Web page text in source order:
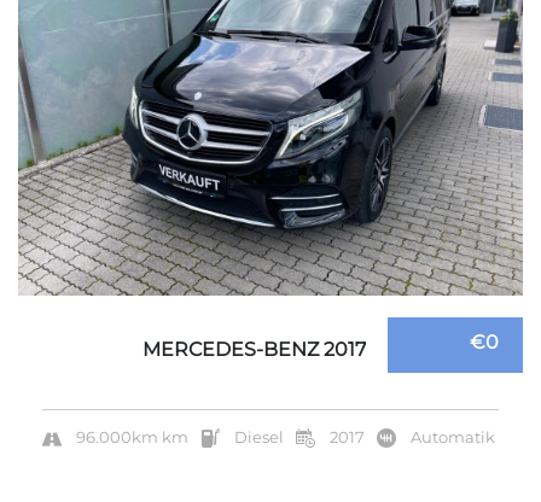
€0
MERCEDES-BENZ 2017
96.000km km Diesel 2017 Automatik